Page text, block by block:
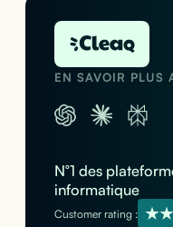
EN SAVOIR PLUS
N°1 des
informatique
Customer rating :